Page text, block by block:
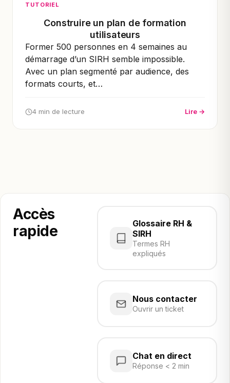
TUTORIEL
Construire un plan de formation
utilisateurs
Former 500 personnes en 4 semaines au
démarrage d’un SIRH semble impossible.
Avec un plan segmenté par audience, des
formats courts, et…
4 min de lecture Lire →
Accès
rapide
Glossaire RH &
SIRH
Termes RH
expliqués
Nous contacter
Ouvrir un ticket
Chat en direct
Réponse < 2 min